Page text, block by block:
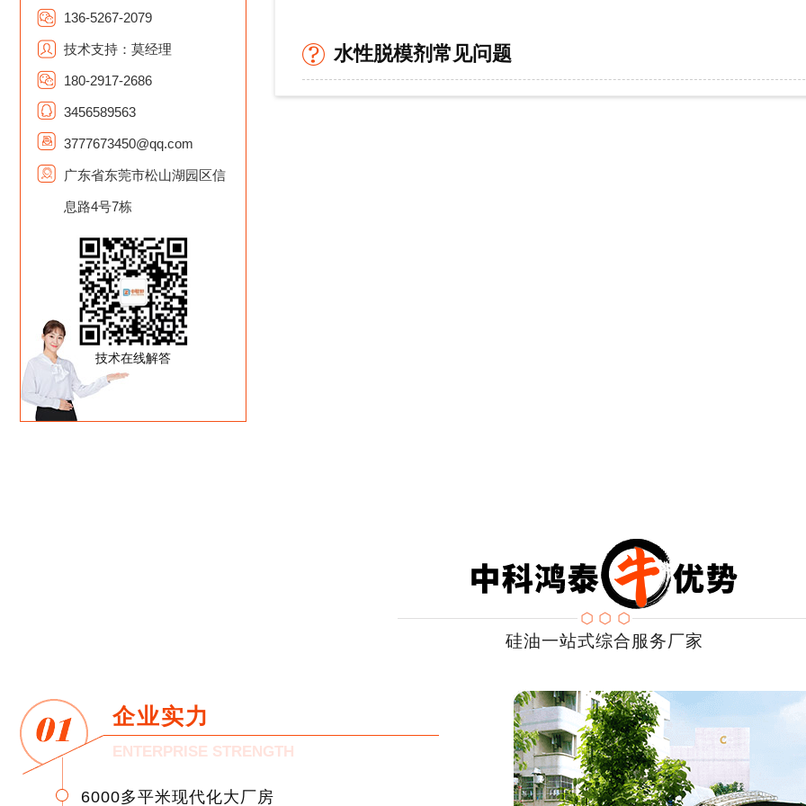
136-5267-2079
技术支持：莫经理
180-2917-2686
3456589563
3777673450@qq.com
广东省东莞市松山湖园区信
息路4号7栋
技术在线解答
水性脱模剂常见问题
硅油一站式综合服务厂家
企业实力
ENTERPRISE STRENGTH
6000多平米现代化大厂房